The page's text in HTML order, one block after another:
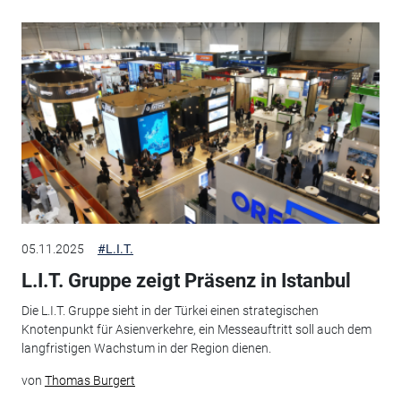
05.11.2025 #L.I.T.
L.I.T. Gruppe zeigt Präsenz in Istanbul
Die L.I.T. Gruppe sieht in der Türkei einen strategischen
Knotenpunkt für Asienverkehre, ein Messeauftritt soll auch dem
langfristigen Wachstum in der Region dienen.
von Thomas Burgert